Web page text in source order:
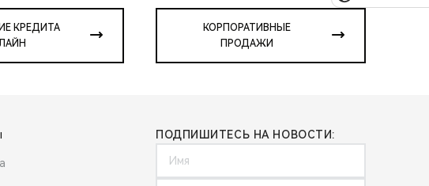
КРЕДИТА
КОРПОРАТИВНЫЕ
ПРОДАЖИ
ПОДПИШИТЕСЬ НА НОВОСТИ: